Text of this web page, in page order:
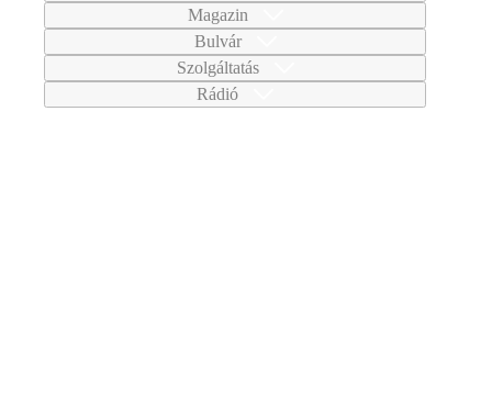
Magazin
Bulvár
Szolgáltatás
Rádió